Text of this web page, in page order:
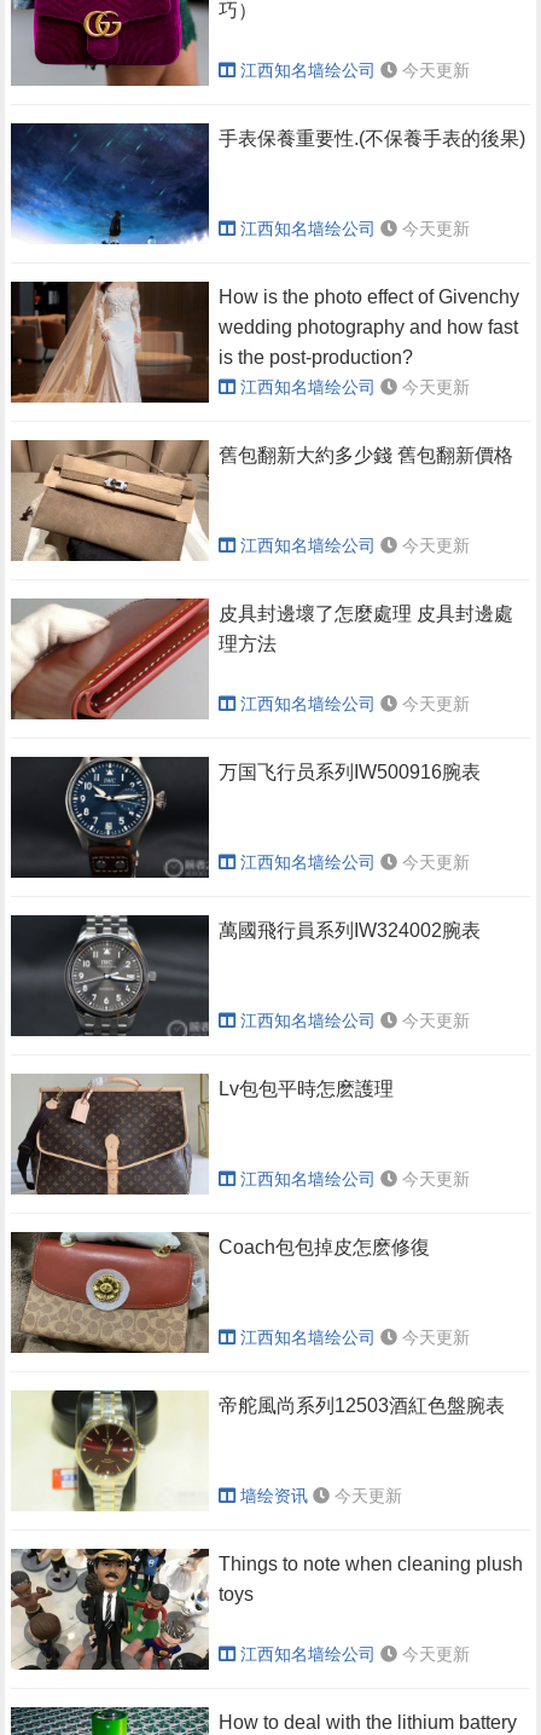
巧）
江西知名墙绘公司 今天更新
​手表保養重要性.(不保養手表的後果)
江西知名墙绘公司 今天更新
How is the photo effect of Givenchy
wedding photography and how fast
is the post-production?
江西知名墙绘公司 今天更新
​舊包翻新大約多少錢 舊包翻新價格
江西知名墙绘公司 今天更新
​皮具封邊壞了怎麼處理 皮具封邊處
理方法
江西知名墙绘公司 今天更新
万国飞行员系列IW500916腕表
江西知名墙绘公司 今天更新
萬國飛行員系列IW324002腕表
江西知名墙绘公司 今天更新
Lv包包平時怎麽護理
江西知名墙绘公司 今天更新
Coach包包掉皮怎麽修復
江西知名墙绘公司 今天更新
帝舵風尚系列12503酒紅色盤腕表
墙绘资讯 今天更新
Things to note when cleaning plush
toys
江西知名墙绘公司 今天更新
How to deal with the lithium battery